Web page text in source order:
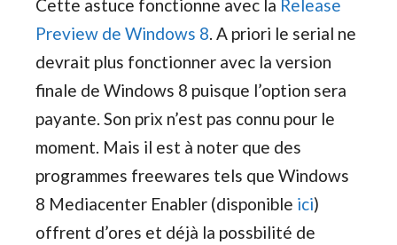
Cette astuce fonctionne avec la Release
Preview de Windows 8. A priori le serial ne
devrait plus fonctionner avec la version
finale de Windows 8 puisque l’option sera
payante. Son prix n’est pas connu pour le
moment. Mais il est à noter que des
programmes freewares tels que Windows
8 Mediacenter Enabler (disponible ici)
offrent d’ores et déjà la possbilité de